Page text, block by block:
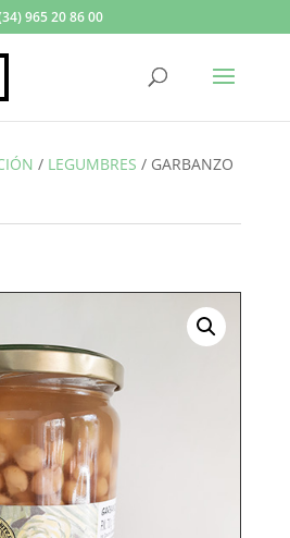
965 20 86 00
/ LEGUMBRES / GARBANZO